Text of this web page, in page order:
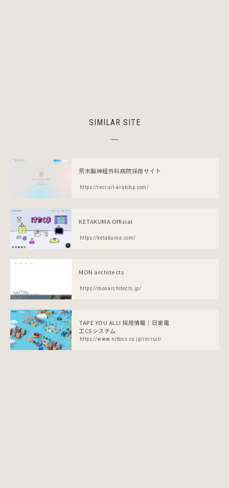
SIMILAR SITE
荒木脳神経外科病院採用サイト
https://recruit-arakihp.com/
KETAKUMA Official
https://ketakuma.com/
MON architects
https://monarchitects.jp/
TAPE YOU ALL! 採用情報｜日東電
工CSシステム
https://www.nittocs.co.jp/recruit/